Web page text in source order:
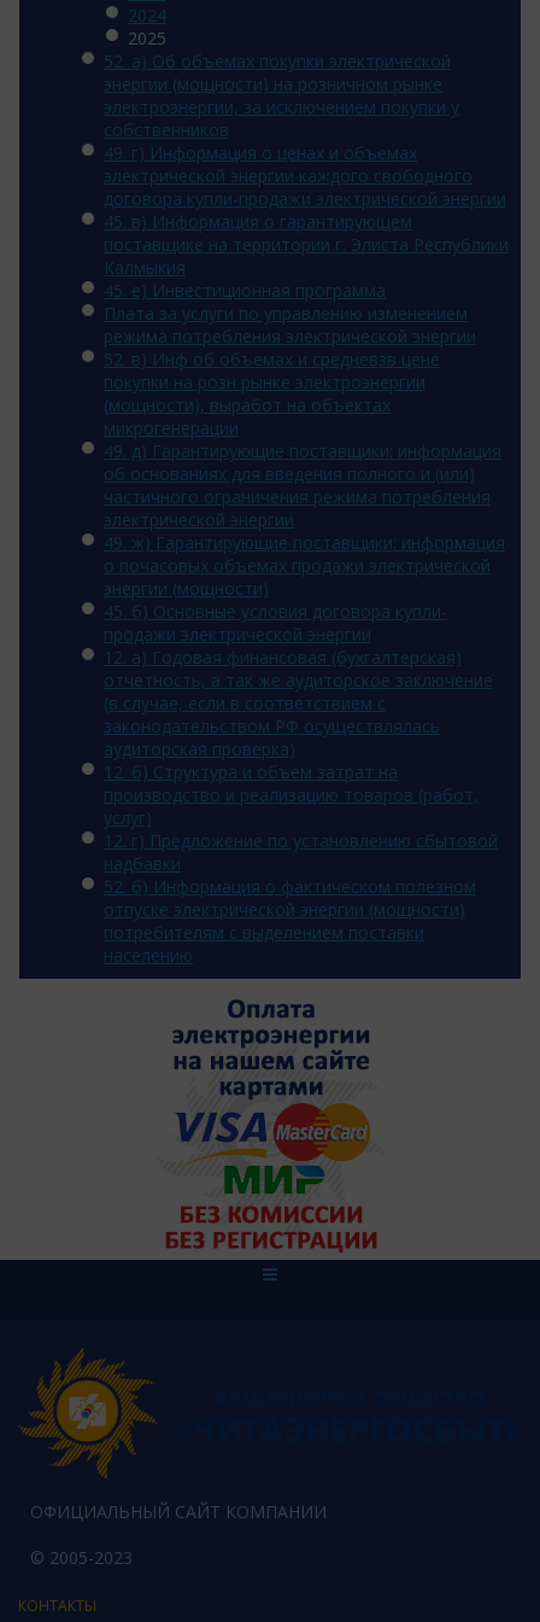
2024
2025
52. а) Об объемах покупки электрической
энергии (мощности) на розничном рынке
электроэнергии, за исключением покупки у
собственников
49. г) Информация о ценах и объемах
электрической энергии каждого свободного
договора купли-продажи электрической энергии
45. в) Информация о гарантирующем
поставщике на территории г. Элиста Республики
Калмыкия
45. e) Инвестиционная программа
Плата за услуги по управлению изменением
режима потребления электрической энергии
52. в) Инф об объемах и средневзв цене
покупки на розн рынке электроэнергии
(мощности), выработ на объектах
микрогенерации
49. д) Гарантирующие поставщики: информация
об основаниях для введения полного и (или)
частичного ограничения режима потребления
электрической энергии
49. ж) Гарантирующие поставщики: информация
о почасовых объемах продажи электрической
энергии (мощности)
45. б) Основные условия договора купли-
продажи электрической энергии
12. a) Годовая финансовая (бухгалтерская)
отчетность, а так же аудиторское заключение
(в случае, если в соответствием с
законодательством РФ осуществлялась
аудиторская проверка)
12. б) Структура и объем затрат на
производство и реализацию товаров (работ,
услуг)
12. г) Предложение по установлению сбытовой
надбавки
52. б) Информация о фактическом полезном
отпуске электрической энергии (мощности)
потребителям с выделением поставки
населению
ОФИЦИАЛЬНЫЙ САЙТ КОМПАНИИ
© 2005-2023
КОНТАКТЫ